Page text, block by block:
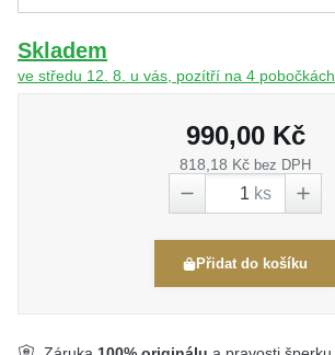
Skladem
ve středu 12. 8. u vás, pozítří na 4 pobočkách
990,00 Kč
818,18 Kč bez DPH
ks
Přidat do košíku